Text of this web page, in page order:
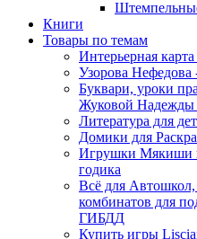
Книги
Товары по темам
Интерьерная
Узорова Нефедова
Буквари, уроки
Жуковой Надежды
Литература для
Домики для
Игрушки Мякиши
годика
Всё для
комбинатов для
ГИБДД
Купить игры